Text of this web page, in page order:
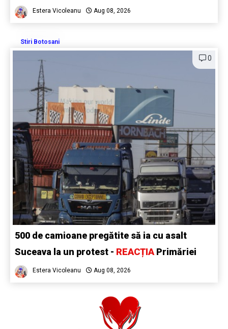
Estera Vicoleanu Aug 08, 2026
Stiri Botosani
0
500 de camioane pregătite să ia cu asalt
Suceava la un protest - REACȚIAPrimăriei
Estera Vicoleanu Aug 08, 2026